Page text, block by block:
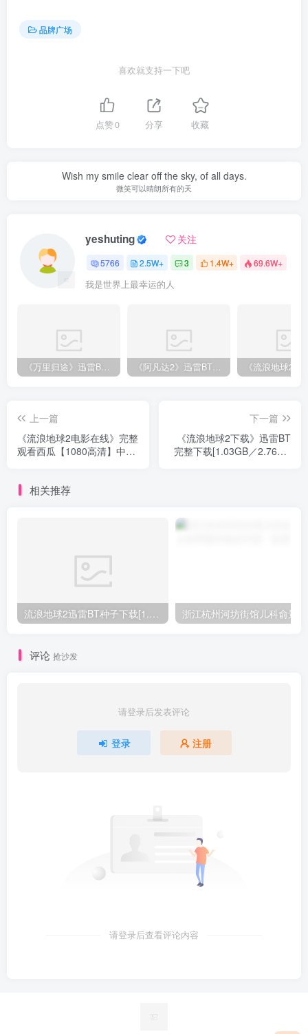
品牌广场
喜欢就支持一下吧
点赞0 分享 收藏
Wish my smile clear off the sky, of all days.
微笑可以晴朗所有的天
yeshuting 关注
5766 2.5W+ 3 1.4W+ 69.6W+
我是世界上最幸运的人
《万里归途》迅雷BT完整下载[mp3／3.14GB／2.15GB 《阿凡达2》迅雷BT完整下载[MP4／3.12GB／5.35GB]中
上一篇
《流浪地球2电影在线》完整
观看西瓜【1080高清】中字
下一篇
《流浪地球2下载》迅雷BT
完整下载[1.03GB／2.76GB
相关推荐
流浪地球2迅雷BT种子下载[1.47GB／2.65GB／Mp4]完整无
评论 抢沙发
请登录后发表评论
登录 注册
请登录后查看评论内容